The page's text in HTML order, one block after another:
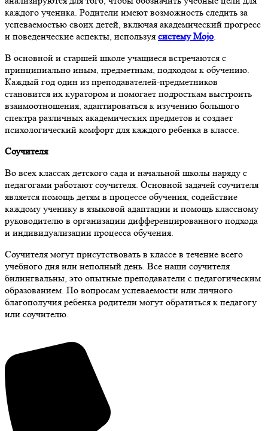
каждого ученика. Родители имеют возможность следить за
успеваемостью своих детей, включая академический прогресс
и поведенческие аспекты, используя систему Mojo.
В основной и старшей школе учащиеся встречаются с
принципиально иным, предметным, подходом к обучению.
Каждый год один из преподавателей-предметников
становится их куратором и помогает подросткам выстроить
взаимоотношения, адаптироваться к изучению большого
спектра различных академических предметов и создает
психологический комфорт для каждого ребенка в классе.
Соучителя
Во всех классах детского сада и начальной школы наряду с
педагогами работают соучителя. Основной задачей соучителя
является помощь детям в процессе обучения, содействие
каждому ученику в языковой адаптации и помощь классному
руководителю в организации дифференцированного подхода
и индивидуализации процесса обучения.
Соучителя могут присутствовать в классе в течение всего
учебного дня или неполный день. Все наши соучителя
билингвальны, это опытные преподаватели с педагогическим
образованием. По вопросам успеваемости или личного
благополучия ребенка родители могут обратиться к педагогу
или соучителю.